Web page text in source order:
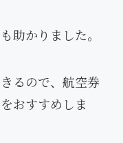
助かりました。
るので、航空券
おすすめしま